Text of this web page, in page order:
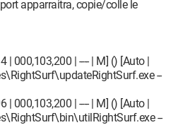
"Sat
false);
true);
apparraitra, copie/colle le
000,103,200 | ---- | M] () [Auto |
--
000,103,200 | ---- | M] () [Auto |
--